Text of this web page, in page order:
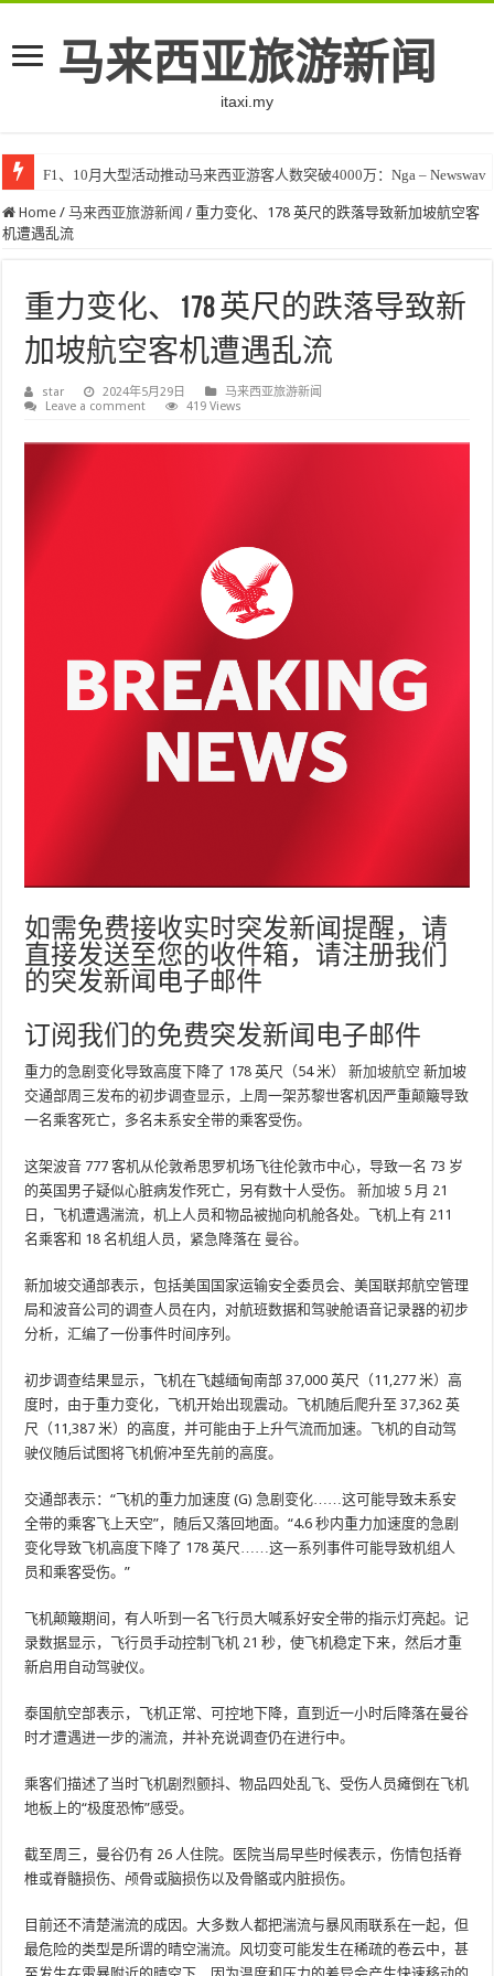
马来西亚旅游新闻
itaxi.my
F1、10月大型活动推动马来西亚游客人数突破4000万：Nga – Newswav
Home / 马来西亚旅游新闻 / 重力变化、178 英尺的跌落导致新加坡航空客
机遭遇乱流
重力变化、178 英尺的跌落导致新
加坡航空客机遭遇乱流
star 2024年5月29日
马来西亚旅游新闻
Leave a comment
419 Views
如需免费接收实时突发新闻提醒，请
直接发送至您的收件箱，请注册我们
的突发新闻电子邮件
订阅我们的免费突发新闻电子邮件
重力的急剧变化导致高度下降了 178 英尺（54 米）新加坡航空 新加坡
交通部周三发布的初步调查显示，上周一架苏黎世客机因严重颠簸导致
一名乘客死亡，多名未系安全带的乘客受伤。
这架波音 777 客机从伦敦希思罗机场飞往伦敦市中心，导致一名 73 岁
的英国男子疑似心脏病发作死亡，另有数十人受伤。新加坡 5 月 21
日，飞机遭遇湍流，机上人员和物品被抛向机舱各处。飞机上有 211
名乘客和 18 名机组人员，紧急降落在 曼谷。
新加坡交通部表示，包括美国国家运输安全委员会、美国联邦航空管理
局和波音公司的调查人员在内，对航班数据和驾驶舱语音记录器的初步
分析，汇编了一份事件时间序列。
初步调查结果显示，飞机在飞越缅甸南部 37,000 英尺（11,277 米）高
度时，由于重力变化，飞机开始出现震动。飞机随后爬升至 37,362 英
尺（11,387 米）的高度，并可能由于上升气流而加速。飞机的自动驾
驶仪随后试图将飞机俯冲至先前的高度。
交通部表示：“飞机的重力加速度 (G) 急剧变化……这可能导致未系安
全带的乘客飞上天空”，随后又落回地面。“4.6 秒内重力加速度的急剧
变化导致飞机高度下降了 178 英尺……这一系列事件可能导致机组人
员和乘客受伤。”
飞机颠簸期间，有人听到一名飞行员大喊系好安全带的指示灯亮起。记
录数据显示，飞行员手动控制飞机 21 秒，使飞机稳定下来，然后才重
新启用自动驾驶仪。
泰国航空部表示，飞机正常、可控地下降，直到近一小时后降落在曼谷
时才遭遇进一步的湍流，并补充说调查仍在进行中。
乘客们描述了当时飞机剧烈颤抖、物品四处乱飞、受伤人员瘫倒在飞机
地板上的“极度恐怖”感受。
截至周三，曼谷仍有 26 人住院。医院当局早些时候表示，伤情包括脊
椎或脊髓损伤、颅骨或脑损伤以及骨骼或内脏损伤。
目前还不清楚湍流的成因。大多数人都把湍流与暴风雨联系在一起，但
最危险的类型是所谓的晴空湍流。风切变可能发生在稀疏的卷云中，甚